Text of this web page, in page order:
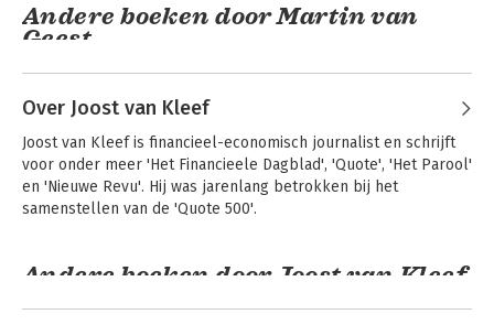
Andere boeken door Martin van
Geest
Over Joost van Kleef
Joost van Kleef is financieel-economisch journalist en schrijft
voor onder meer 'Het Financieele Dagblad', 'Quote', 'Het Parool'
en 'Nieuwe Revu'. Hij was jarenlang betrokken bij het
samenstellen van de 'Quote 500'.
Andere boeken door Joost van Kleef